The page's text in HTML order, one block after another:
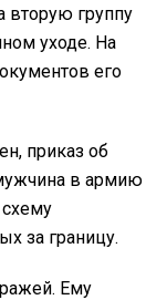
вторую группу
уходе. На
его
приказ об
в армию
за границу.
Ему